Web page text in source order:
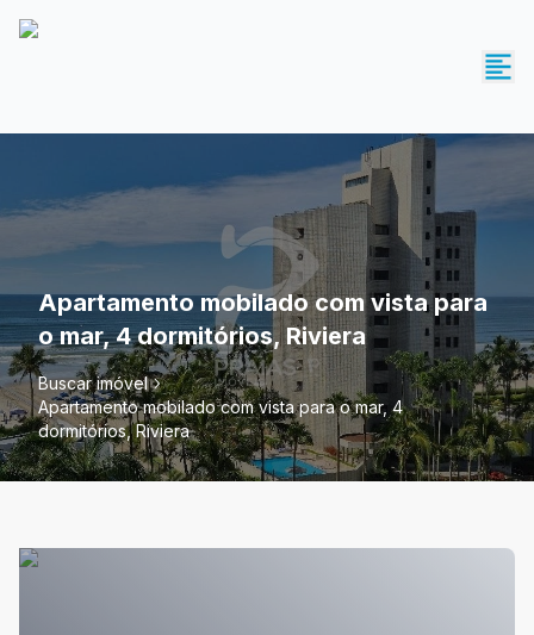
Apartamento mobilado com vista para
o mar, 4 dormitórios, Riviera
Buscar imóvel
Apartamento mobilado com vista para o mar, 4
dormitórios, Riviera